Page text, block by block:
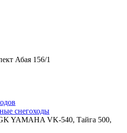
Абая 156/1
снегоходы
YAMAHA VK-540, Тайга 500,